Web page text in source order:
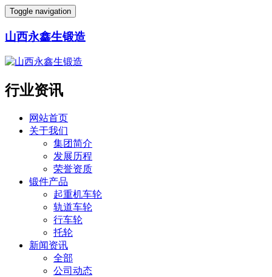
Toggle navigation
山西永鑫生锻造
行业资讯
网站首页
关于我们
集团简介
发展历程
荣誉资质
锻件产品
起重机车轮
轨道车轮
行车轮
托轮
新闻资讯
全部
公司动态